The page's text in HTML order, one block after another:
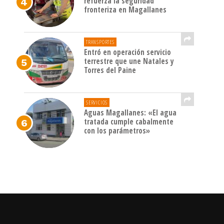
fronteriza en Magallanes
TRANSPORTES
Entró en operación servicio
terrestre que une Natales y
Torres del Paine
SERVICIOS
Aguas Magallanes: «El agua
tratada cumple cabalmente
con los parámetros»